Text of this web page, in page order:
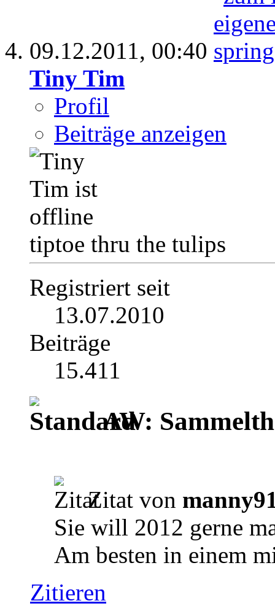
09.12.2011, 00:40
Tiny Tim
Profil
Beiträge anzeigen
tiptoe thru the tulips
Registriert seit
13.07.2010
Beiträge
15.411
AW:
Zitat von
Sie will 2012 gerne
Am besten in einem
Zitieren